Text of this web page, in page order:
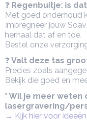
❓ Regenbuitje: is
Met goed onderhoud
Impregneer jouw
herhaal dat af en toe.
Bestel onze
❓ Valt deze tas
Precies zoals
Bekijk die goed en
* Wil je meer weten
lasergravering/
→ Kijk hier voor